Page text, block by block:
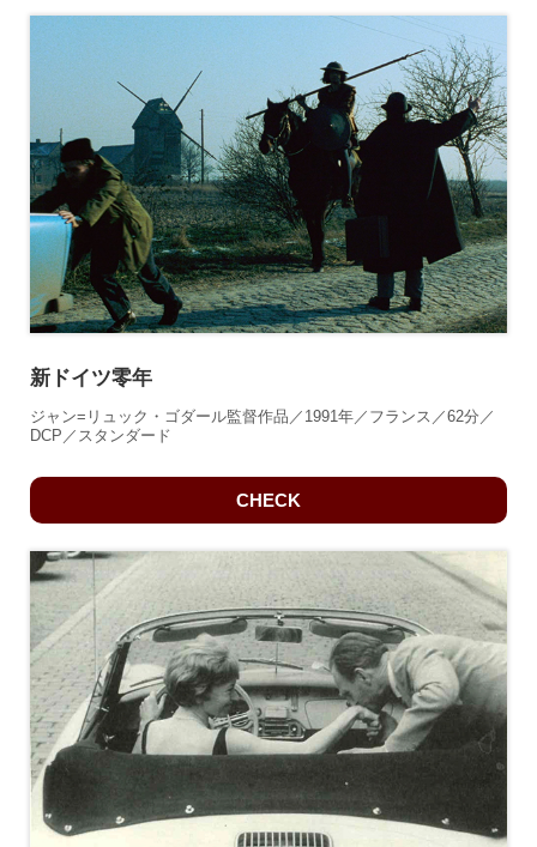
新ドイツ零年
ジャン=リュック・ゴダール監督作品／1991年／フランス／62分／
DCP／スタンダード
CHECK